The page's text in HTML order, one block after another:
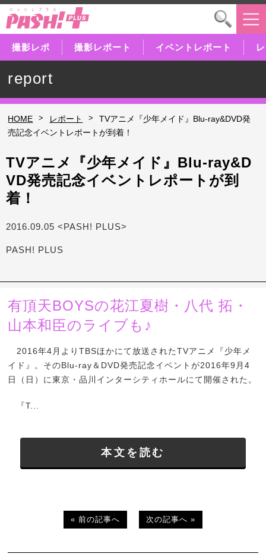
撮影レポ 撮影レポート イベントレポート
report
HOME > レポート >
TVアニメ『少年メイド』Blu-ray&DVD発
売記念イベントレポートが到着！
TVアニメ『少年メイド』Blu-ray&D
VD発売記念イベントレポートが到
着！
2016.09.05 <PASH! PLUS>
PASH! PLUS
有頂天BOYSの花江夏樹・八代 拓・
山本和臣のライブも♪
2016年4月よりTBSほかにて放送されたTVアニメ『少年メ
イド』。そのBlu-ray＆DVD発売記念イベントが2016年9月4
日（日）に東京・品川インターシティホールにて開催された。
『T...
本文を読む
« 前の記事へ 次の記事へ »